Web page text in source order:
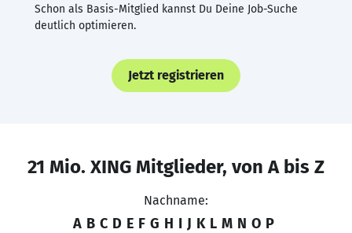
Schon als Basis-Mitglied kannst Du Deine Job-Suche
deutlich optimieren.
Jetzt registrieren
21 Mio. XING Mitglieder, von A bis Z
Nachname:
A B C D E F G H I J K L M N O P